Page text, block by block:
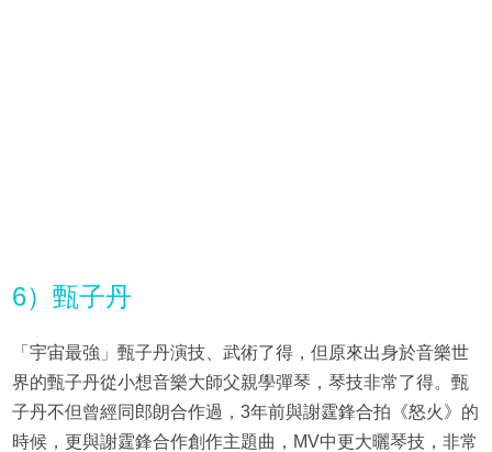
6）甄子丹
「宇宙最強」甄子丹演技、武術了得，但原來出身於音樂世
界的甄子丹從小想音樂大師父親學彈琴，琴技非常了得。甄
子丹不但曾經同郎朗合作過，3年前與謝霆鋒合拍《怒火》的
時候，更與謝霆鋒合作創作主題曲，MV中更大曬琴技，非常